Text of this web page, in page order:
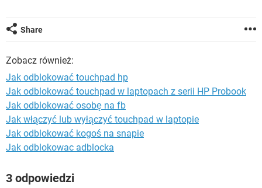
Share
Zobacz również:
Jak odblokować touchpad hp
Jak odblokować touchpad w laptopach z serii HP Probook
Jak odblokować osobę na fb
Jak włączyć lub wyłączyć touchpad w laptopie
Jak odblokować kogoś na snapie
Jak odblokowac adblocka
3 odpowiedzi